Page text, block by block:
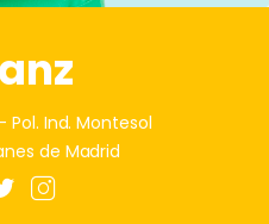
Pol. Ind. Montesol
de Madrid